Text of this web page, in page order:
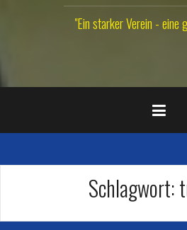
"Ein starker Verein - eine
Schlagwort: